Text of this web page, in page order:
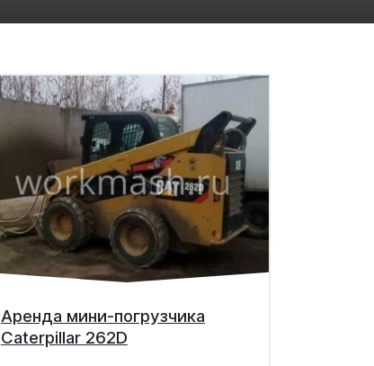
Аренда мини-погрузчика
Caterpillar 262D